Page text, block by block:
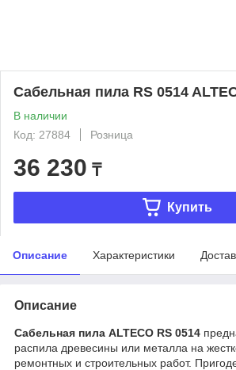
Сабельная пила RS 0514
В наличии
Код: 27884
Розница
36 230 ₸
Купить
Описание Характеристики
Описание
Сабельная пила ALTECO RS 0514
распила древесины или металла на
ремонтных и строительных работ.